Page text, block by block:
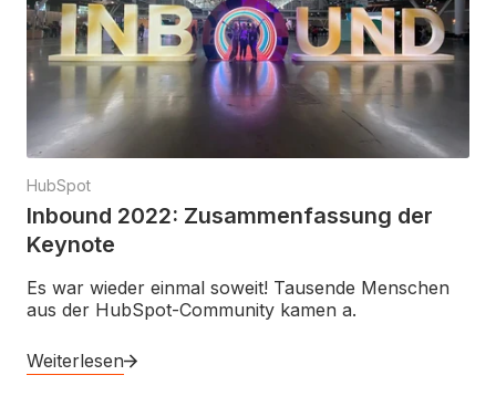
HubSpot
Inbound 2022: Zusammenfassung der
Keynote
Es war wieder einmal soweit! Tausende Menschen
aus der HubSpot-Community kamen a.
Weiterlesen